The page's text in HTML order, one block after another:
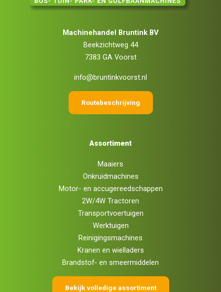
Machinehandel Bruntink BV
Beekzichtweg 44
7383 GA Voorst
info@bruntinkvoorst.nl
Routebeschrijving
Assortiment
Maaiers
Onkruidmachines
Motor- en accugereedschappen
2W/4W Tractoren
Transportvoertuigen
Werktuigen
Reinigingsmachines
Kranen en wielladers
Brandstof- en smeermiddelen
Bekijk volledige assortiment